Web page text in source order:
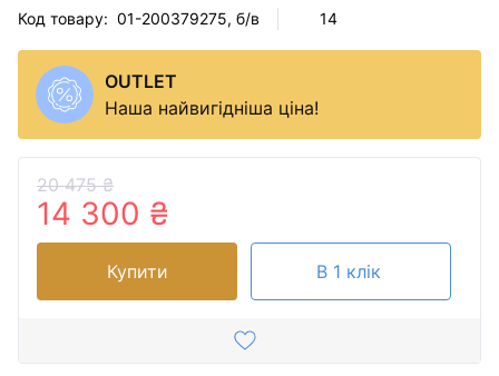
Код товару: 01-200379275, б/в 14
OUTLET
Наша найвигідніша ціна!
20 475 ₴
14 300 ₴
Купити В 1 клік